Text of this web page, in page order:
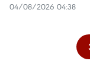
04/08/2026 04:38